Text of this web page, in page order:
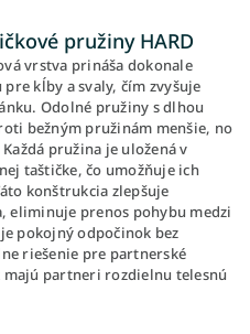
pružiny HARD
vrstva prináša dokonale
kĺby a svaly, čím zvyšuje
Odolné pružiny s dlhou
bežným pružinám menšie, no
pružina je uložená v
taštičke, čo umožňuje ich
konštrukcia zlepšuje
eliminuje prenos pohybu medzi
pokojný odpočinok bez
riešenie pre partnerské
majú partneri rozdielnu telesnú